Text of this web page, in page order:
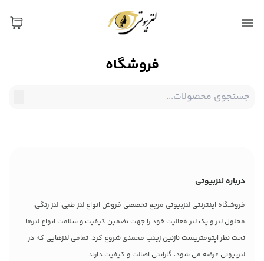
فروشگاه
درباره لنزبیوتی
فروشگاه اینترنتی لنزبیوتی مرجع تخصصی فروش انواع لنز طبی، لنز رنگی،
محلول لنز و پک لنز فعالیت خود را جهت تضمین کیفیت و سلامت انواع لنزها
تحت نظر اپتومتریست نازنین زینب محمدی شروع کرد. تمامی لنزهایی که در
لنزبیوتی عرضه می شود، گارانتی اصالت و کیفیت دارند.